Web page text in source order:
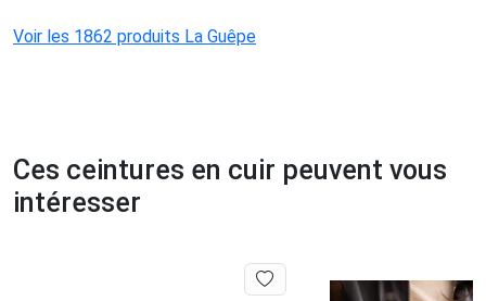
Voir les 1862 produits La Guêpe
Ces ceintures en cuir peuvent vous
intéresser